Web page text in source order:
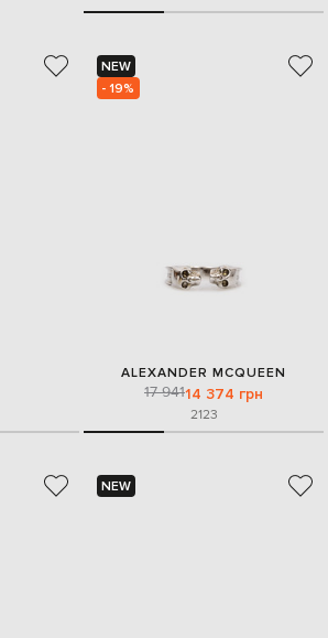
NEW
- 19%
ALEXANDER MCQUEEN
17 94114 374 грн
2123
NEW